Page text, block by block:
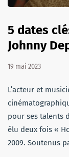
5 dates
Johnny
19 mai 2023
L’acteur et
pour ses talents
élu deux fois «
2009. Soutenus